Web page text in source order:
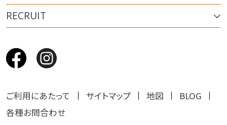
RECRUIT
ご利用にあたって サイトマップ 地図
BLOG
各種お問合わせ